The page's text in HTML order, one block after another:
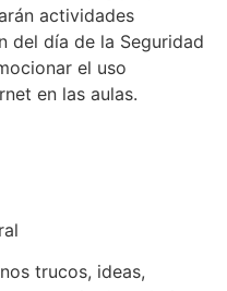
actividades
del día de la Seguridad
el uso
en las aulas.
trucos, ideas,